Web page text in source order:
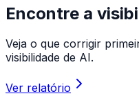
Encontre a
Veja o que corrigir
visibilidade de AI.
Ver relatório